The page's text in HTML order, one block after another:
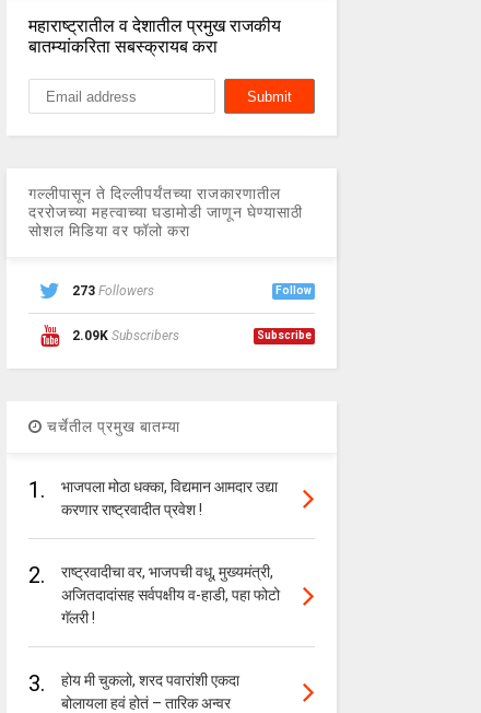
महाराष्ट्रातील व देशातील प्रमुख राजकीय
बातम्यांकरिता सबस्क्रायब करा
गल्लीपासून ते दिल्लीपर्यंतच्या राजकारणातील
दररोजच्या महत्वाच्या घडामोडी जाणून घेण्यासाठी
सोशल मिडिया वर फॉलो करा
273 Followers Follow
2.09K Subscribers Subscribe
चर्चेतील प्रमुख बातम्या
1.
भाजपला मोठा धक्का, विद्यमान आमदार उद्या
करणार राष्ट्रवादीत प्रवेश !
2.
राष्ट्रवादीचा वर, भाजपची वधू, मुख्यमंत्री,
अजितदादांसह सर्वपक्षीय व-हाडी, पहा फोटो
गॅलरी !
3.
होय मी चुकलो, शरद पवारांशी एकदा
बोलायला हवं होतं – तारिक अन्वर